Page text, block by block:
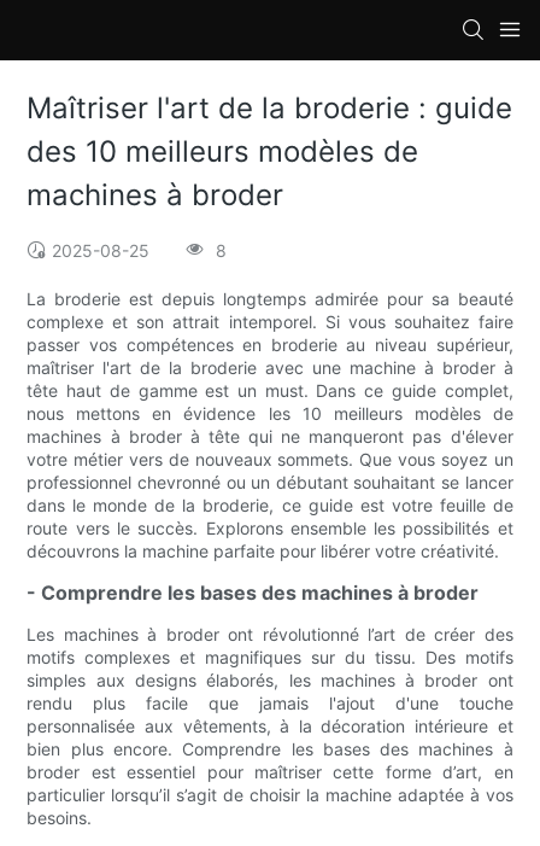
Maîtriser l'art de la broderie : guide
des 10 meilleurs modèles de
machines à broder
2025-08-25 8
La broderie est depuis longtemps admirée pour sa beauté
complexe et son attrait intemporel. Si vous souhaitez faire
passer vos compétences en broderie au niveau supérieur,
maîtriser l'art de la broderie avec une machine à broder à
tête haut de gamme est un must. Dans ce guide complet,
nous mettons en évidence les 10 meilleurs modèles de
machines à broder à tête qui ne manqueront pas d'élever
votre métier vers de nouveaux sommets. Que vous soyez un
professionnel chevronné ou un débutant souhaitant se lancer
dans le monde de la broderie, ce guide est votre feuille de
route vers le succès. Explorons ensemble les possibilités et
découvrons la machine parfaite pour libérer votre créativité.
- Comprendre les bases des machines à broder
Les machines à broder ont révolutionné l’art de créer des
motifs complexes et magnifiques sur du tissu. Des motifs
simples aux designs élaborés, les machines à broder ont
rendu plus facile que jamais l'ajout d'une touche
personnalisée aux vêtements, à la décoration intérieure et
bien plus encore. Comprendre les bases des machines à
broder est essentiel pour maîtriser cette forme d’art, en
particulier lorsqu’il s’agit de choisir la machine adaptée à vos
besoins.